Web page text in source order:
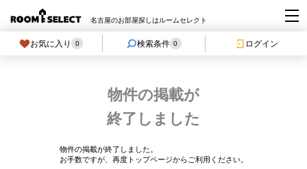
名古屋のお部屋探しはルームセレクト
お気に入り 0 検索条件 0 ログイン
物件の掲載が
終了しました
物件の掲載が終了しました。
お手数ですが、再度トップページからご利用ください。